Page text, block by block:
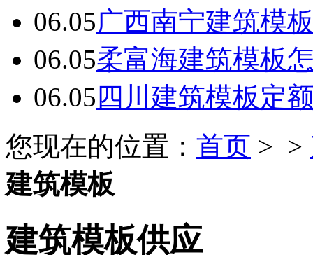
06.05广西南宁建筑模
06.05柔富海建筑模板
06.05 四川建筑模板定
您现在的位置： 首页 > >
建筑模板
建筑模板供应